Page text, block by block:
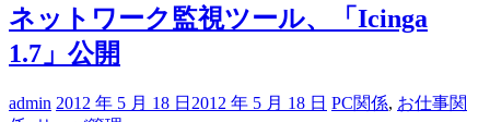
ネットワーク監視ツール、「Icinga
1.7」公開
admin 2012 年 5 月 18 日 2012 年 5 月 18 日 PC関係, お仕事関